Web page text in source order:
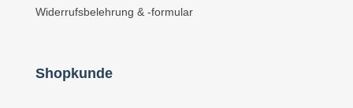
Widerrufsbelehrung & -formular
Shopkunde